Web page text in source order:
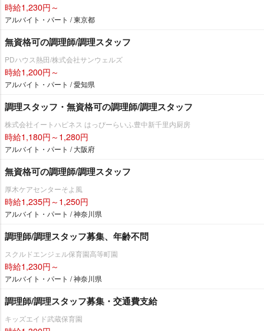
時給1,230円～
アルバイト・パート / 東京都
無資格可の調理師/調理スタッフ
PDハウス熱田/株式会社サンウェルズ
時給1,200円～
アルバイト・パート / 愛知県
調理スタッフ・無資格可の調理師/調理スタッフ
株式会社イートハピネス はっぴーらいふ豊中新千里内厨房
時給1,180円～1,280円
アルバイト・パート / 大阪府
無資格可の調理師/調理スタッフ
厚木ケアセンターそよ風
時給1,235円～1,250円
アルバイト・パート / 神奈川県
調理師/調理スタッフ募集、年齢不問
スクルドエンジェル保育園高等町園
時給1,230円～
アルバイト・パート / 神奈川県
調理師/調理スタッフ募集・交通費支給
キッズエイド武蔵保育園